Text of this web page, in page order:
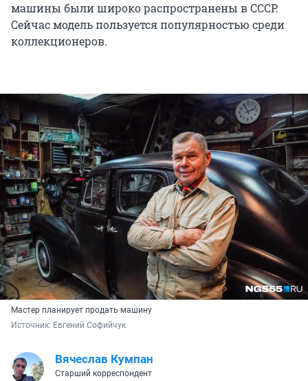
машины были широко распространены в СССР.
Сейчас модель пользуется популярностью среди
коллекционеров.
Мастер планирует продать машину
Источник: Евгений Софийчук
Вячеслав Кумпан
Старший корреспондент